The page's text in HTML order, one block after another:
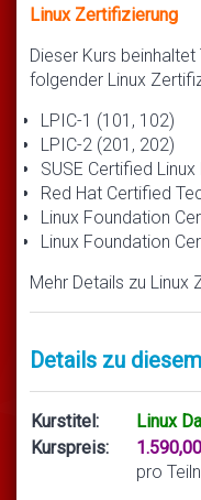
Linux Zertifizierung
Dieser Kurs
folgender Linux
LPIC-1 (101, 102)
LPIC-2 (201, 202)
SUSE Certified
Red Hat Certified
Linux Foundation
Linux Foundation
Mehr Details zu Linux
Details zu
Kurstitel:
Linux
Kurspreis:
pro